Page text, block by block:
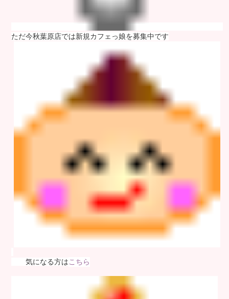
ただ今秋葉原店では新規カフェっ娘を募集中です
気になる方はこちら